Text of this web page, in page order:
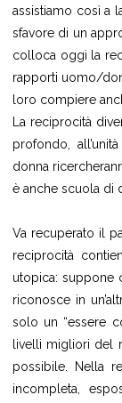
assistiamo così a
sfavore di un
colloca oggi la
rapporti uomo/
loro compiere
La reciprocità
profondo,
donna
è anche scuola di
Va recuperato il
reciprocità
utopica: suppone
riconosce in
solo un “essere
livelli migliori del
possibile. Nella
incompleta,